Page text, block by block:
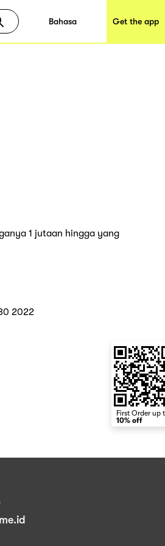
Bahasa Get the app
1 jutaan hingga yang
2022
First Order up
10% off